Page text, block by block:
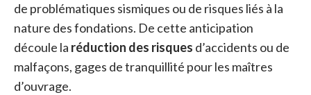
de problématiques sismiques ou de risques liés à la
nature des fondations. De cette anticipation
découle la réduction des risques d’accidents ou de
malfaçons, gages de tranquillité pour les maîtres
d’ouvrage.